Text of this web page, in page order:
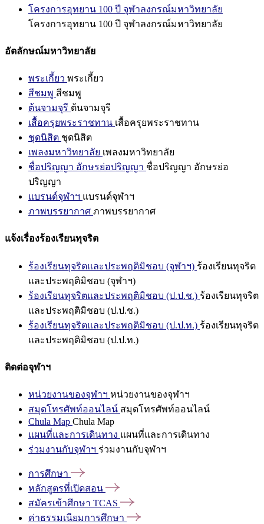
โครงการอุทยาน 100 ปี จุฬาลงกรณ์มหาวิทยาลัย
โครงการอุทยาน 100 ปี จุฬาลงกรณ์มหาวิทยาลัย
อัตลักษณ์มหาวิทยาลัย
พระเกี้ยว พระเกี้ยว
สีชมพู สีชมพู
ต้นจามจุรี ต้นจามจุรี
เสื้อครุยพระราชทาน เสื้อครุยพระราชทาน
ชุดนิสิต ชุดนิสิต
เพลงมหาวิทยาลัย เพลงมหาวิทยาลัย
ชื่อปริญญา อักษรย่อปริญญา ชื่อปริญญา อักษรย่อ
ปริญญา
แบรนด์จุฬาฯ แบรนด์จุฬาฯ
ภาพบรรยากาศ ภาพบรรยากาศ
แจ้งเรื่องร้องเรียนทุจริต
ร้องเรียนทุจริตและประพฤติมิชอบ (จุฬาฯ) ร้องเรียนทุจริต
และประพฤติมิชอบ (จุฬาฯ)
ร้องเรียนทุจริตและประพฤติมิชอบ (ป.ป.ช.) ร้องเรียนทุจริต
และประพฤติมิชอบ (ป.ป.ช.)
ร้องเรียนทุจริตและประพฤติมิชอบ (ป.ป.ท.) ร้องเรียนทุจริต
และประพฤติมิชอบ (ป.ป.ท.)
ติดต่อจุฬาฯ
หน่วยงานของจุฬาฯ หน่วยงานของจุฬาฯ
สมุดโทรศัพท์ออนไลน์ สมุดโทรศัพท์ออนไลน์
Chula Map Chula Map
แผนที่และการเดินทาง แผนที่และการเดินทาง
ร่วมงานกับจุฬาฯ ร่วมงานกับจุฬาฯ
การศึกษา
หลักสูตรที่เปิดสอน
สมัครเข้าศึกษา TCAS
ค่าธรรมเนียมการศึกษา